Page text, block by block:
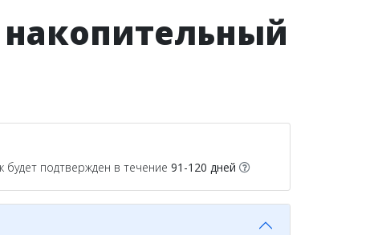
будет подтвержден в течение 91-120 дней